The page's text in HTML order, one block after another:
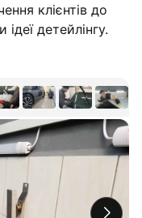
клієнтів до
детейлінгу.